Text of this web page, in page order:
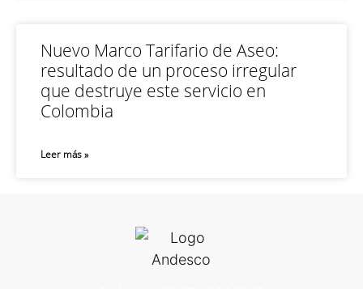
Nuevo Marco Tarifario de Aseo:
resultado de un proceso irregular
que destruye este servicio en
Colombia
Leer más »